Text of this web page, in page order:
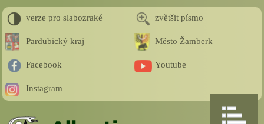
verze pro slabozraké zvětšit písmo
Pardubický kraj Město Žamberk
Facebook Youtube
Instagram